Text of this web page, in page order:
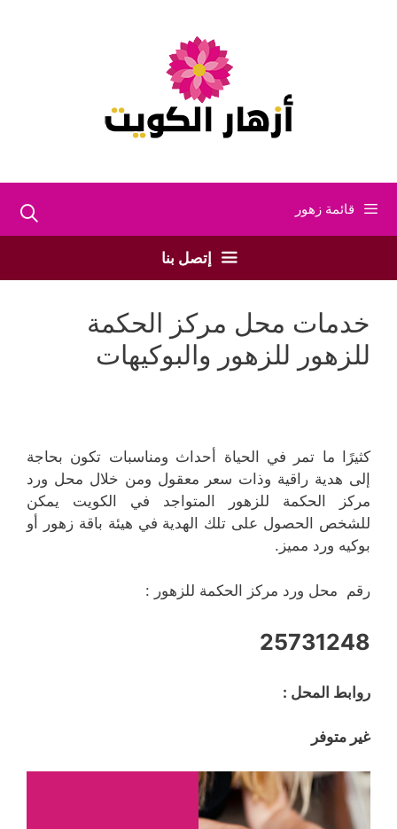
قائمة زهور
إتصل بنا
خدمات محل مركز الحكمة
للزهور للزهور والبوكيهات
كثيرًا ما تمر في الحياة أحداث ومناسبات تكون بحاجة
إلى هدية راقية وذات سعر معقول ومن خلال محل ورد
مركز الحكمة للزهور المتواجد في الكويت يمكن
للشخص الحصول على تلك الهدية في هيئة باقة زهور أو
بوكيه ورد مميز.
رقم محل ورد مركز الحكمة للزهور :
25731248
روابط المحل :
غير متوفر